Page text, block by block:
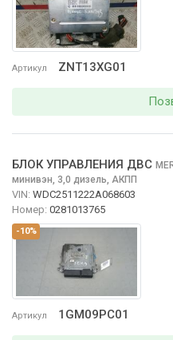
Артикул ZNT13XG01
-10%
Артикул 1GM09PC01
БЛОК УПРАВЛЕНИЯ ДВС
минивэн, 3,0 дизель, АКПП
VIN: WDC2511222A068603
Номер: 0281013765